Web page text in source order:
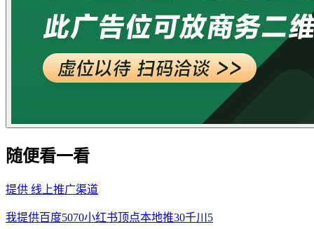
随便看一看
提供 线上推广渠道
我提供百度5070小红书顶点本地推30千川5